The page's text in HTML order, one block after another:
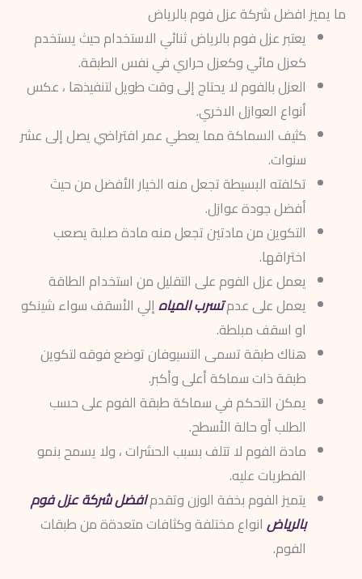
ما يميز افضل شركة عزل فوم بالرياض
يعتبر عزل فوم بالرياض ثنائي الاستخدام حيث يستخدم
كعزل مائي وكعزل حراري في نفس الطبقة.
العزل بالفوم لا يحتاج إلى وقت طويل لتنفيذها ، عكس
أنواع العوازل الاخري.
كثيف السماكة مما يعطي عمر افتراضي يصل إلى عشر
سنوات.
تكلفته البسيطة تجعل منه الخيار الأفضل من حيث
أفضل جودة عوازل.
التكوين من مادتين تجعل منه مادة صلبة يصعب
اختراقها.
يعمل عزل الفوم على التقليل من استخدام الطاقة
يعمل على عدمتسرب المياهإلي الأسقف سواء شينكو
او اسقف مبلطة.
هناك طبقة تسمى التسيوفان توضع فوقه لتكوين
طبقة ذات سماكة أعلى وأكبر.
يمكن التحكم في سماكة طبقة الفوم على حسب
الطلب أو حالة الأسطح.
مادة الفوم لا تتلف بسبب الحشرات ، ولا يسمح بنمو
الفطريات عليه.
يتميز الفوم بخفة الوزن وتقدمافضل شركة عزل فوم
بالرياض انواع مختلفة وكثافات متعدةة من طبقات
الفوم.